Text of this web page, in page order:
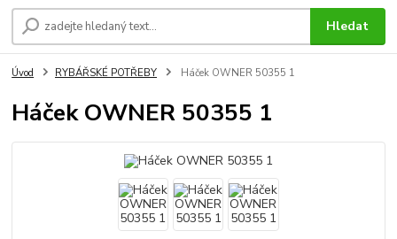
Hledat
Úvod RYBÁŘSKÉ POTŘEBY Háček OWNER 50355 1
Háček OWNER 50355 1